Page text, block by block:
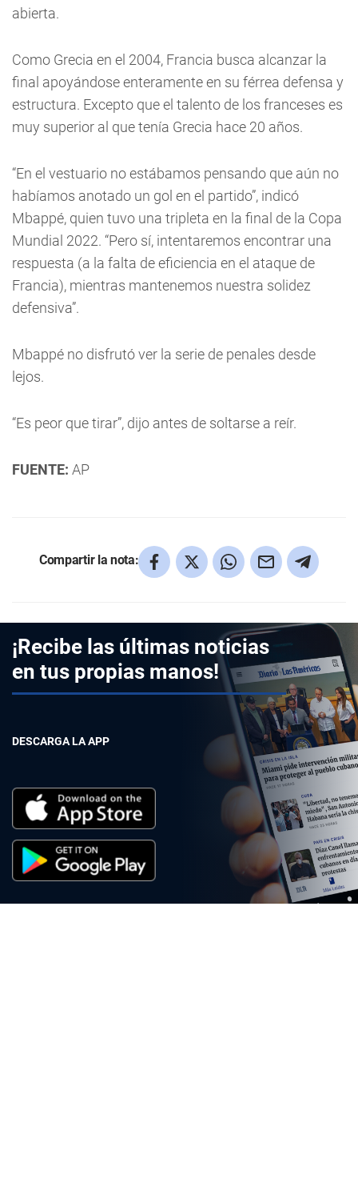
abierta.
Como Grecia en el 2004, Francia busca alcanzar la
final apoyándose enteramente en su férrea defensa y
estructura. Excepto que el talento de los franceses es
muy superior al que tenía Grecia hace 20 años.
“En el vestuario no estábamos pensando que aún no
habíamos anotado un gol en el partido”, indicó
Mbappé, quien tuvo una tripleta en la final de la Copa
Mundial 2022. “Pero sí, intentaremos encontrar una
respuesta (a la falta de eficiencia en el ataque de
Francia), mientras mantenemos nuestra solidez
defensiva”.
Mbappé no disfrutó ver la serie de penales desde
lejos.
“Es peor que tirar”, dijo antes de soltarse a reír.
FUENTE: AP
Compartir la nota:
¡Recibe las últimas noticias
en tus propias manos!
DESCARGA LA APP